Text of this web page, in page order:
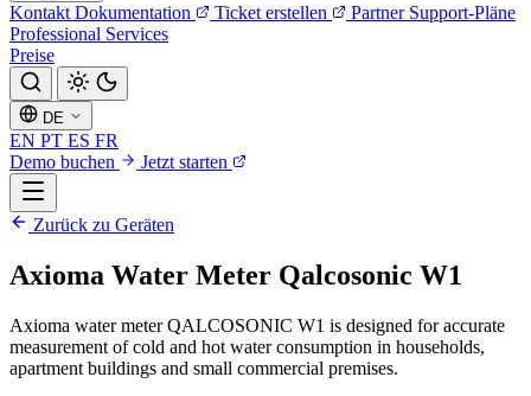
Kontakt Dokumentation Ticket erstellen Partner Support-Pläne
Professional Services
Preise
DE
EN PT ES FR
Demo buchen
Jetzt starten
Zurück zu Geräten
Axioma Water Meter Qalcosonic W1
Axioma water meter QALCOSONIC W1 is designed for accurate
measurement of cold and hot water consumption in households,
apartment buildings and small commercial premises.